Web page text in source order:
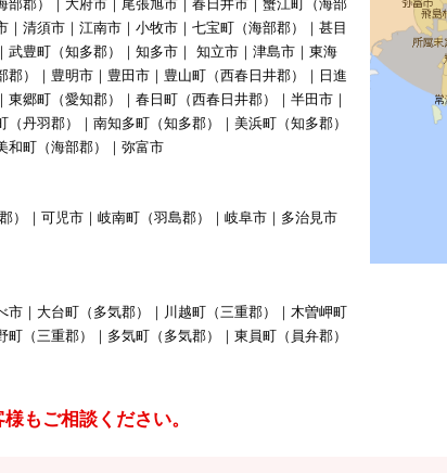
部郡）｜大府市｜尾張旭市｜春日井市｜蟹江町（海部
｜清須市｜江南市｜小牧市｜七宝町（海部郡）｜甚目
武豊町（知多郡）｜知多市｜ 知立市｜津島市｜東海
郡）｜豊明市｜豊田市｜豊山町（西春日井郡）｜日進
東郷町（愛知郡）｜春日町（西春日井郡）｜半田市｜
丹羽郡）｜南知多町（知多郡）｜美浜町（知多郡）
和町（海部郡）｜弥富市
）｜可児市｜岐南町（羽島郡）｜岐阜市｜多治見市
市｜大台町（多気郡）｜川越町（三重郡）｜木曽岬町
町（三重郡）｜多気町（多気郡）｜東員町（員弁郡）
もご相談ください。